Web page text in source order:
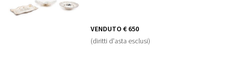
VENDUTO € 650
(diritti d'asta esclusi)